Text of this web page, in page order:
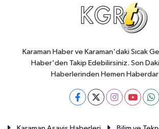
Karaman Haber ve Karaman'daki Sıcak
Haber'den Takip Edebilirsiniz. Son
Haberlerinden Hemen